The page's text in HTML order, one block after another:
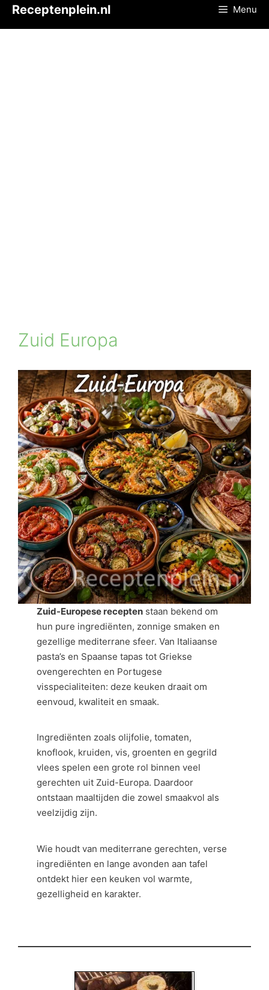
Receptenplein.nl Menu
Zuid Europa
Zuid-Europese recepten staan bekend om
hun pure ingrediënten, zonnige smaken en
gezellige mediterrane sfeer. Van Italiaanse
pasta’s en Spaanse tapas tot Griekse
ovengerechten en Portugese
visspecialiteiten: deze keuken draait om
eenvoud, kwaliteit en smaak.
Ingrediënten zoals olijfolie, tomaten,
knoflook, kruiden, vis, groenten en gegrild
vlees spelen een grote rol binnen veel
gerechten uit Zuid-Europa. Daardoor
ontstaan maaltijden die zowel smaakvol als
veelzijdig zijn.
Wie houdt van mediterrane gerechten, verse
ingrediënten en lange avonden aan tafel
ontdekt hier een keuken vol warmte,
gezelligheid en karakter.